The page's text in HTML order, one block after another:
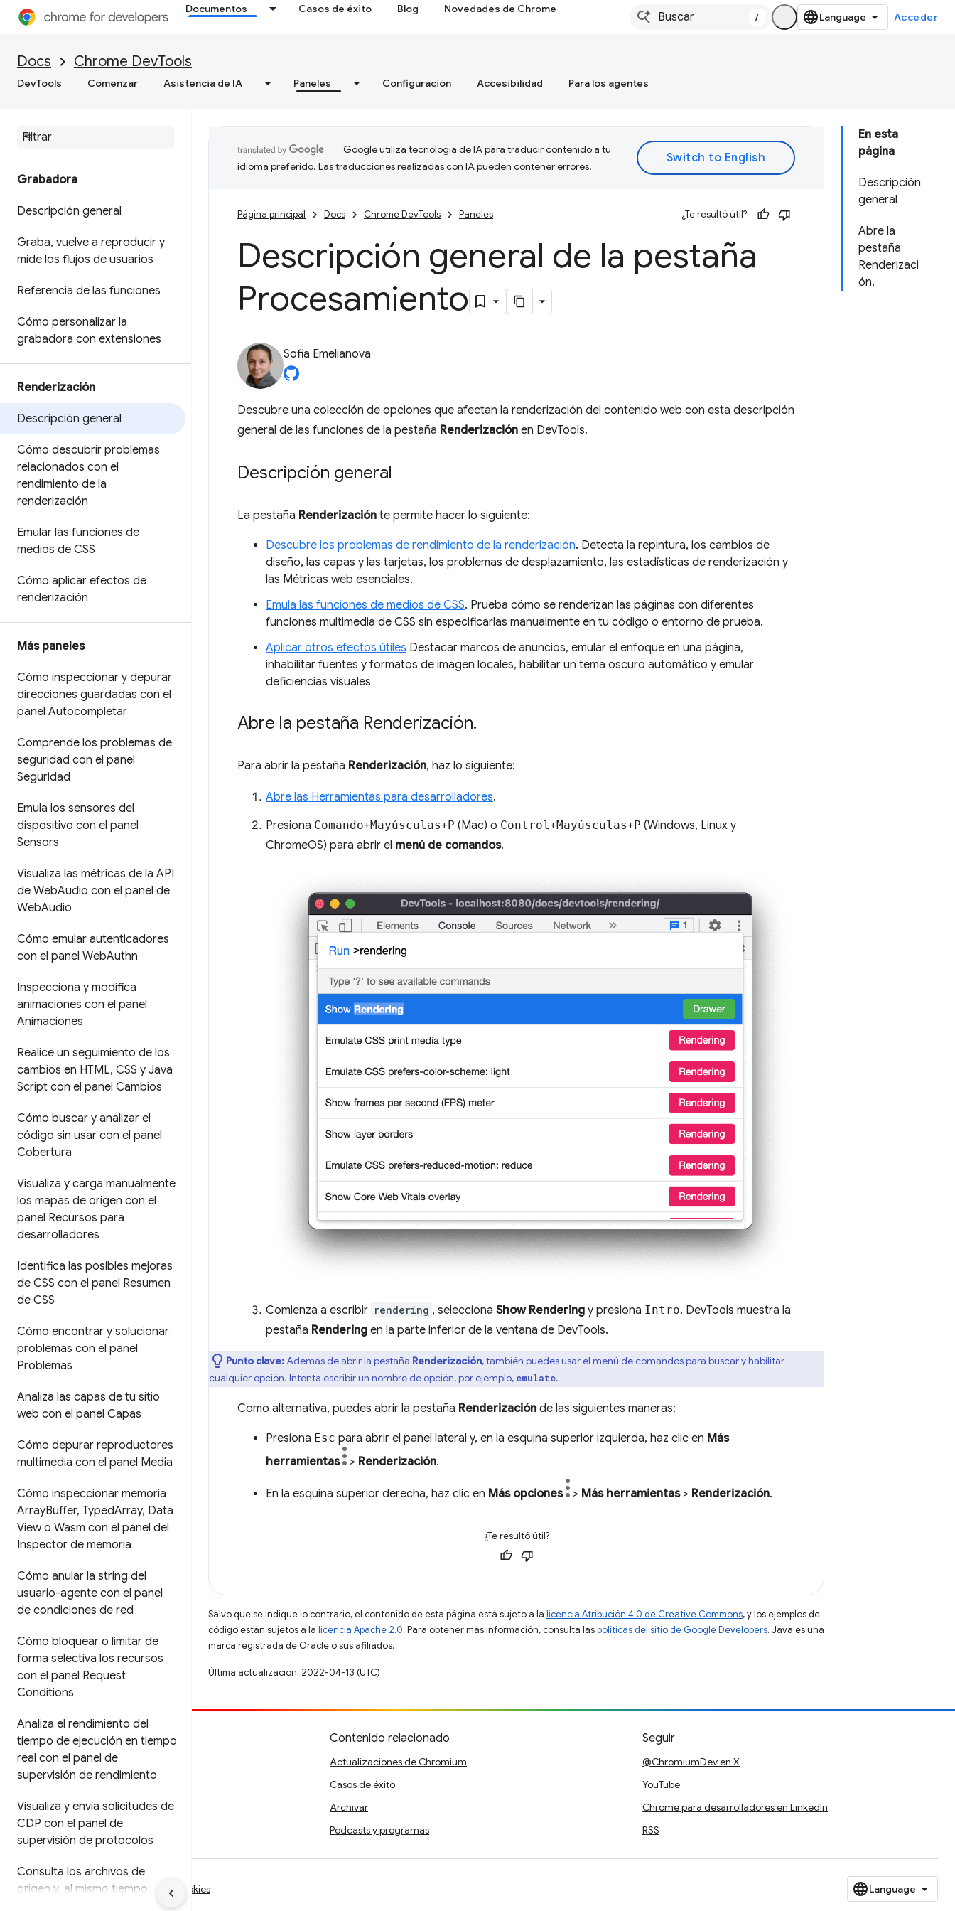
Documentos Casos de éxito Blog Novedades de Chrome
/ Acceder
Docs Chrome DevTools
DevTools Comenzar Asistencia de IA Paneles Configuración Accesibilidad Para los agentes
segundo plano
Ver detalles del marco
caché de aplicaciones
Grabadora
Descripción general
Graba, vuelve a reproducir y
mide los flujos de usuarios
Referencia de las funciones
Cómo personalizar la
grabadora con extensiones
Renderización
Descripción general
Cómo descubrir problemas
relacionados con el
rendimiento de la
renderización
Emular las funciones de
medios de CSS
Cómo aplicar efectos de
renderización
Más paneles
Cómo inspeccionar y depurar
direcciones guardadas con el
panel Autocompletar
Comprende los problemas de
seguridad con el panel
Seguridad
Emula los sensores del
dispositivo con el panel
Sensors
Visualiza las métricas de la API
de WebAudio con el panel de
WebAudio
Cómo emular autenticadores
con el panel WebAuthn
Inspecciona y modifica
animaciones con el panel
Animaciones
Realice un seguimiento de los
cambios en HTML, CSS y Java
Script con el panel Cambios
Cómo buscar y analizar el
código sin usar con el panel
Cobertura
Visualiza y carga manualmente
los mapas de origen con el
panel Recursos para
desarrolladores
Identifica las posibles mejoras
de CSS con el panel Resumen
de CSS
Cómo encontrar y solucionar
problemas con el panel
Problemas
Analiza las capas de tu sitio
web con el panel Capas
Cómo depurar reproductores
multimedia con el panel Media
Cómo inspeccionar memoria
ArrayBuffer, TypedArray, Data
View o Wasm con el panel del
Inspector de memoria
Cómo anular la string del
usuario-agente con el panel
de condiciones de red
Cómo bloquear o limitar de
forma selectiva los recursos
con el panel Request
Conditions
Analiza el rendimiento del
tiempo de ejecución en tiempo
real con el panel de
supervisión de rendimiento
Visualiza y envía solicitudes de
CDP con el panel de
supervisión de protocolos
Consulta los archivos de
origen y, al mismo tiempo
En esta
página
Descripción
general
Abre la
pestaña
Renderizaci
ón.
Google utiliza tecnología de IA para traducir contenido a tu
idioma preferido. Las traducciones realizadas con IA pueden contener errores.
Página principal Docs Chrome DevTools Paneles ¿Te resultó útil?
Descripción general de la pestaña
Procesamiento
Sofia Emelianova
Descubre una colección de opciones que afectan la renderización del contenido web con esta descripción
general de las funciones de la pestaña Renderización en DevTools.
Descripción general
La pestaña Renderización te permite hacer lo siguiente:
Descubre los problemas de rendimiento de la renderización. Detecta la repintura, los cambios de
diseño, las capas y las tarjetas, los problemas de desplazamiento, las estadísticas de renderización y
las Métricas web esenciales.
Emula las funciones de medios de CSS. Prueba cómo se renderizan las páginas con diferentes
funciones multimedia de CSS sin especificarlas manualmente en tu código o entorno de prueba.
Aplicar otros efectos útiles Destacar marcos de anuncios, emular el enfoque en una página,
inhabilitar fuentes y formatos de imagen locales, habilitar un tema oscuro automático y emular
deficiencias visuales
Abre la pestaña Renderización.
Para abrir la pestaña Renderización, haz lo siguiente:
Abre las Herramientas para desarrolladores.
Presiona Comando+Mayúsculas+P (Mac) o Control+Mayúsculas+P (Windows, Linux y
ChromeOS) para abrir el menú de comandos.
Comienza a escribir rendering , selecciona Show Rendering y presiona Intro. DevTools muestra la
pestaña Rendering en la parte inferior de la ventana de DevTools.
Punto clave:Además de abrir la pestaña Renderización, también puedes usar el menú de comandos para buscar y habilitar
cualquier opción. Intenta escribir un nombre de opción, por ejemplo, emulate.
Como alternativa, puedes abrir la pestaña Renderización de las siguientes maneras:
Presiona Esc para abrir el panel lateral y, en la esquina superior izquierda, haz clic en Más
herramientas
> Renderización.
En la esquina superior derecha, haz clic en Más opciones > Más herramientas> Renderización.
¿Te resultó útil?
Salvo que se indique lo contrario, el contenido de esta página está sujeto a la licencia Atribución 4.0 de Creative Commons, y los ejemplos de
código están sujetos a la licencia Apache 2.0. Para obtener más información, consulta laspolíticas del sitio de Google Developers. Java es una
marca registrada de Oracle o sus afiliados.
Última actualización: 2022-04-13 (UTC)
Contribuir
Informar un error
Ver incidentes abiertos
Contenido relacionado
Actualizaciones de Chromium
Casos de éxito
Archivar
Podcasts y programas
Seguir
@ChromiumDev en X
YouTube
Chrome para desarrolladores en LinkedIn
RSS
Condiciones Privacidad Manage cookies